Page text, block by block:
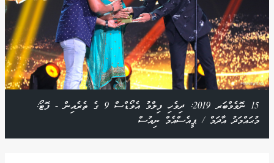
15 ނޮވެމްބަރ 2019: ދިވެހި ފިލްމު އެވޯޑްސް 9 ގެ ތެރެއިން - ފޮޓޯ:
މުޙައްމަދު އާދަމް / ޕީއެސްއެމް ނިއުސް